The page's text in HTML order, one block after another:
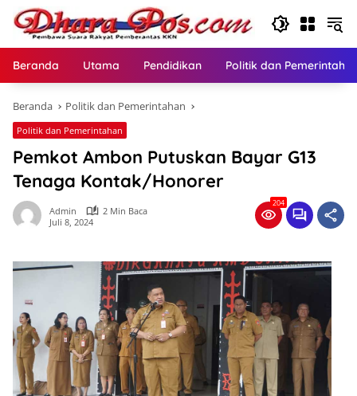
Langsung
konten
Beranda Utama Pendidikan Politik dan
Beranda Politik dan Pemerintahan
Politik dan Pemerintahan
Pemkot Ambon Putuskan Bayar G13
Tenaga Kontak/Honorer
Admin
2 Min Baca
Juli 8, 2024
204